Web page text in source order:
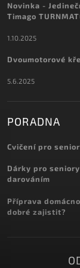
Novinka -
Timago
1.10.2025
Dvoumotorové
5.6.2025
PORADNA
Cvičení pro
Dárky pro
darováním
Příprava
dobré zajistit?